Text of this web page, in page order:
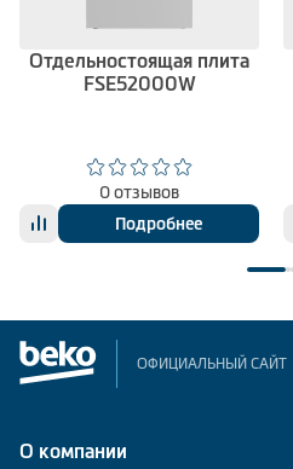
Отдельностоящая плита
FSE52000W
0 отзывов
Подробнее
ОФИЦИАЛЬНЫЙ САЙТ
О компании